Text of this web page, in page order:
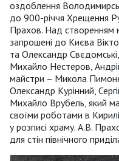
оздоблення
до 900-річчя Хрещення
Прахов. Над створенням
запрошені до Києва
та Олександр
Михайло Нестеров,
майстри – Микола
Олександр Курінний,
Михайло Врубель, який
своїми роботами в
у розписі храму. А.В.
для стін північного